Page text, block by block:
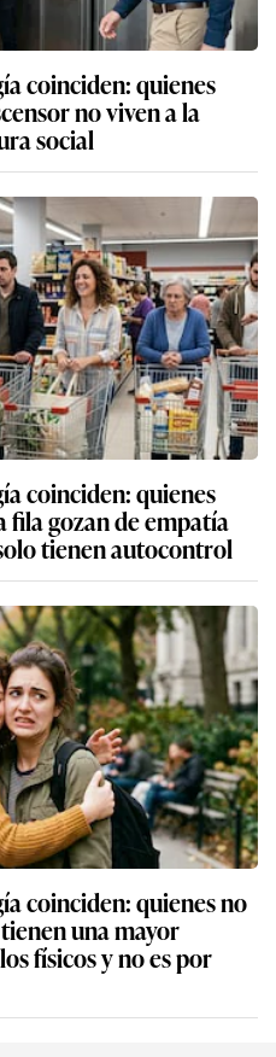
coinciden: quienes
no viven a la
social
coinciden: quienes
fila gozan de empatía
tienen autocontrol
coinciden: quienes no
una mayor
físicos y no es por